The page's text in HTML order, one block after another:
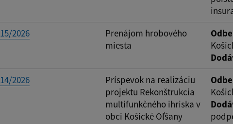
15/2026
Prenájom hrobového
miesta
14/2026
Príspevok na realizáciu
projektu Rekonštrukcia
multifunkčného ihriska v
obci Košické Oľšany